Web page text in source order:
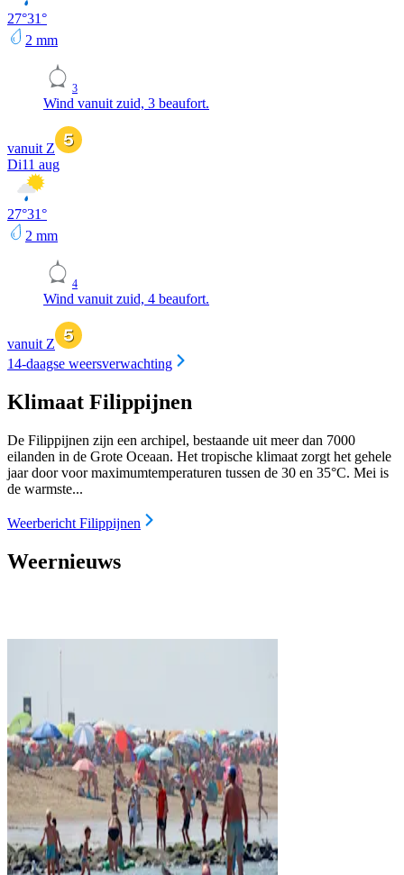
27°31°
2 mm
3
Wind vanuit zuid, 3 beaufort.
vanuit Z
Di11 aug
27°31°
2 mm
4
Wind vanuit zuid, 4 beaufort.
vanuit Z
14-daagse weersverwachting
Klimaat Filippijnen
De Filippijnen zijn een archipel, bestaande uit meer dan 7000
eilanden in de Grote Oceaan. Het tropische klimaat zorgt het gehele
jaar door voor maximumtemperaturen tussen de 30 en 35°C. Mei is
de warmste...
Weerbericht Filippijnen
Weernieuws